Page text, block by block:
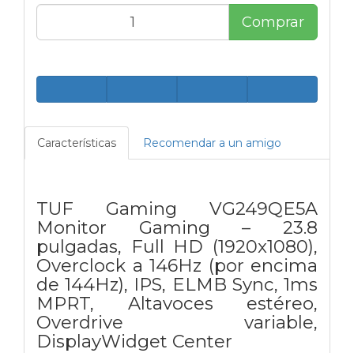
Comprar
Características Recomendar a un amigo
TUF Gaming VG249QE5A
Monitor Gaming – 23.8
pulgadas, Full HD (1920x1080),
Overclock a 146Hz (por encima
de 144Hz), IPS, ELMB Sync, 1ms
MPRT, Altavoces estéreo,
Overdrive variable,
DisplayWidget Center